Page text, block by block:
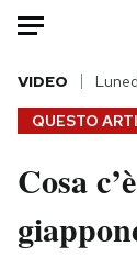
HOME
Italia
Politica
QUESTO
VIDEO
Cosa